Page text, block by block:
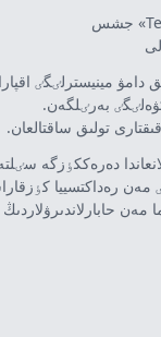
دامۋ مينيسترلٸگٸ
تولىق ساقتالعان.
دەرەككٶزگە
مەن رەداكتسييا
حابارلاندىرۋلاردىڭ